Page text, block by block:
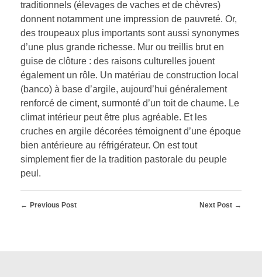
traditionnels (élevages de vaches et de chèvres)
donnent notamment une impression de pauvreté. Or,
des troupeaux plus importants sont aussi synonymes
d’une plus grande richesse. Mur ou treillis brut en
guise de clôture : des raisons culturelles jouent
également un rôle. Un matériau de construction local
(banco) à base d’argile, aujourd’hui généralement
renforcé de ciment, surmonté d’un toit de chaume. Le
climat intérieur peut être plus agréable. Et les
cruches en argile décorées témoignent d’une époque
bien antérieure au réfrigérateur. On est tout
simplement fier de la tradition pastorale du peuple
peul.
Previous Post Next Post